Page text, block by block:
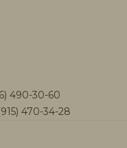
490-30-60
470-34-28
и